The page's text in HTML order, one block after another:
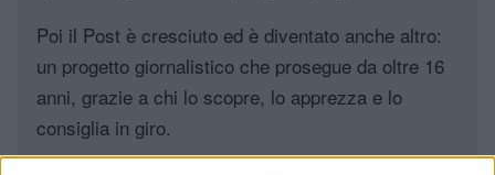
Poi il Post è cresciuto ed è diventato anche altro:
un progetto giornalistico che prosegue da oltre 16
anni, grazie a chi lo scopre, lo apprezza e lo
consiglia in giro.